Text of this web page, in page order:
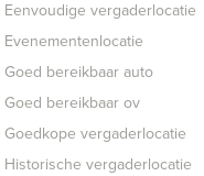
Eenvoudige vergaderlocatie
Evenementenlocatie
Goed bereikbaar auto
Goed bereikbaar ov
Goedkope vergaderlocatie
Historische vergaderlocatie